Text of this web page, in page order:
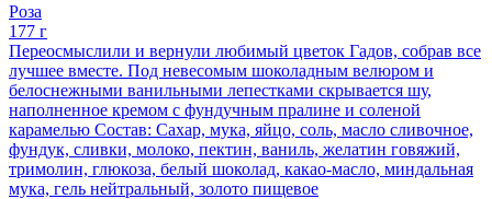
Роза
177 г
Переосмыслили и вернули любимый цветок Гадов, собрав все
лучшее вместе. Под невесомым шоколадным велюром и
белоснежными ванильными лепестками скрывается шу,
наполненное кремом с фундучным пралине и соленой
карамелью Состав: Сахар, мука, яйцо, соль, масло сливочное,
фундук, сливки, молоко, пектин, ваниль, желатин говяжий,
тримолин, глюкоза, белый шоколад, какао-масло, миндальная
мука, гель нейтральный, золото пищевое